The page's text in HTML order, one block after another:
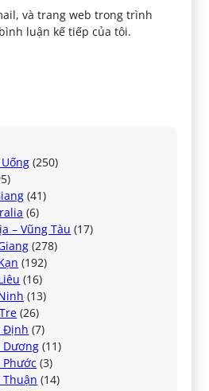
và trang web trong trình
luận kế tiếp của tôi.
(250)
(41)
(6)
– Vũng Tàu (17)
(278)
(192)
(16)
(13)
(26)
Định (7)
Dương (11)
Phước (3)
Thuận (14)